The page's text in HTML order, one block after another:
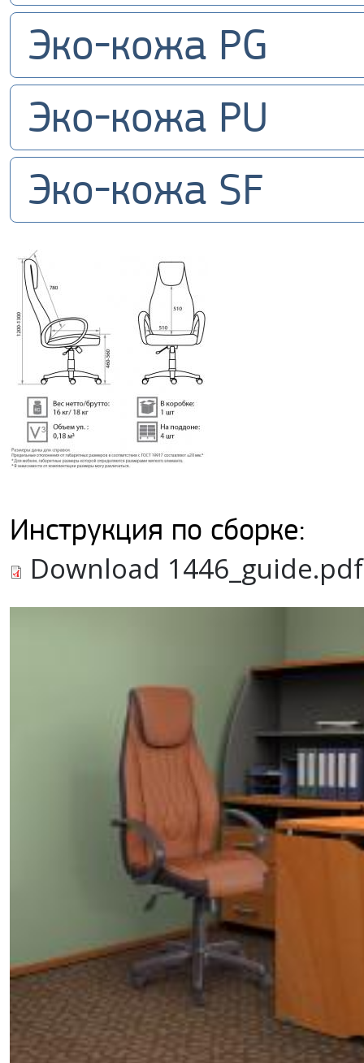
Эко-кожа PG
Эко-кожа PU
Эко-кожа SF
Инструкция по сборке:
Download 1446_guide.pdf